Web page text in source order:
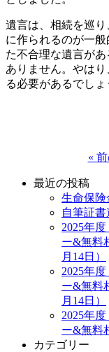
遺言は、相続を巡
に作られるのが一
た不合理な遺言が
ありません。やは
る必要があるでしょ
«
最近の投稿
生命保険
自筆証
2025年
ー&無料
月14日）
2025年
ー&無料
月14日）
2025年
ー&無料
カテゴリー